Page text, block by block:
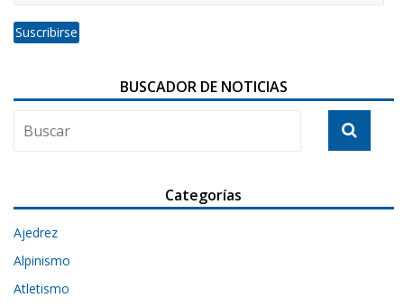
BUSCADOR DE NOTICIAS
Categorías
Ajedrez
Alpinismo
Atletismo